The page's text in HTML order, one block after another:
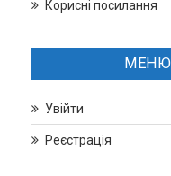
Корисні посилання
МЕНЮ
Увійти
Реєстрація